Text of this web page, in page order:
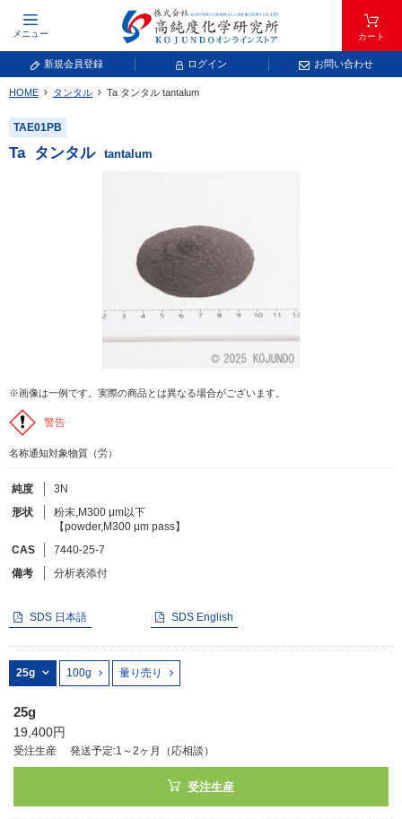
メニュー カート
新規会員登録 ログイン お問い合わせ
元素記号で検索する
元素周期表をタップすると、拡大表示されます。拡大した表から元素記号をタップ
し、一覧へ移動してください。
常温常圧で気体であり、弊社では取り扱いしておりません。
放射性元素または人工元素であり、弊社では取り扱いしておりません。
キーワードで検索する
フリーワードで検索
化学式で検索
和名・英名で検索
カテゴリで検索する
化合物
アウトレット
HOME タンタル Ta タンタル tantalum
TAE01PB
Ta タンタル tantalum
※画像は一例です。実際の商品とは異なる場合がございます。
警告
名称通知対象物質（労）
純度
3N
形状
粉末,M300 μm以下
【powder,M300 μm pass】
CAS
7440-25-7
備考
分析表添付
SDS 日本語 SDS English
25g 100g 量り売り
25g
19,400円
受注生産 発送予定:1～2ヶ月（応相談）
受注生産